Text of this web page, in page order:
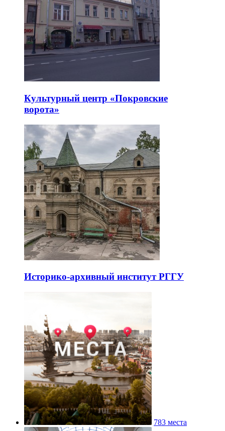
Культурный центр «Покровские
ворота»
Историко-архивный институт РГГУ
783 места